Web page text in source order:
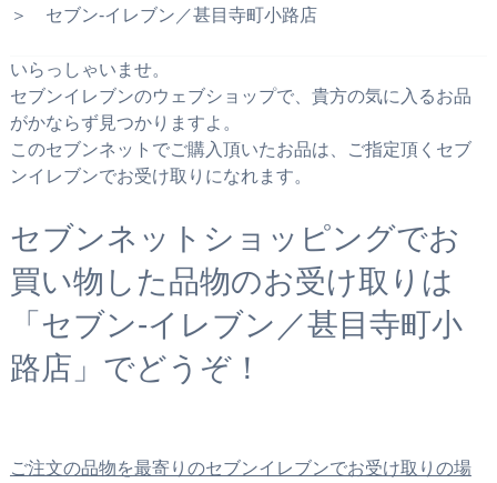
＞ セブン‐イレブン／甚目寺町小路店
いらっしゃいませ。
セブンイレブンのウェブショップで、貴方の気に入るお品
がかならず見つかりますよ。
このセブンネットでご購入頂いたお品は、ご指定頂くセブ
ンイレブンでお受け取りになれます。
セブンネットショッピングでお
買い物した品物のお受け取りは
「セブン‐イレブン／甚目寺町小
路店」でどうぞ！
ご注文の品物を最寄りのセブンイレブンでお受け取りの場